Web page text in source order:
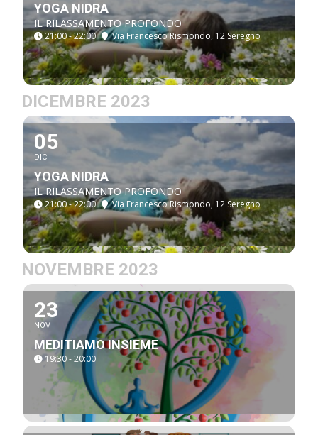
YOGA NIDRA
IL RILASSAMENTO PROFONDO
21:00 - 22:00 Via Francesco Rismondo, 12 Seregno
DICEMBRE 2023
05
DIC
YOGA NIDRA
IL RILASSAMENTO PROFONDO
21:00 - 22:00 Via Francesco Rismondo, 12 Seregno
NOVEMBRE 2023
23
NOV
MEDITIAMO INSIEME
19:30 - 20:00